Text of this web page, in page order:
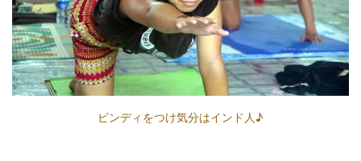
ビンディをつけ気分はインド人♪